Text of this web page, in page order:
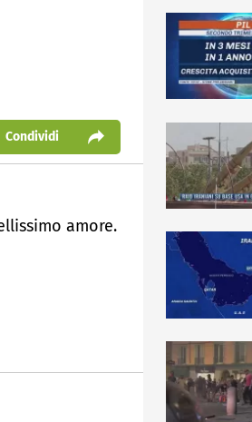
Condividi
amore.